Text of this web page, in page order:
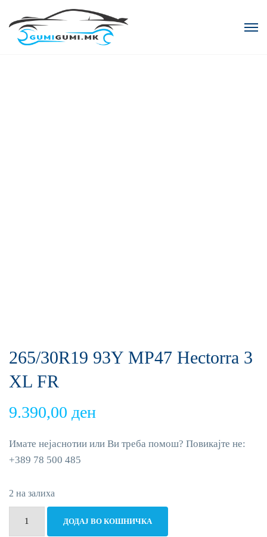
265/30R19 93Y MP47 Hectorra 3
XL FR
9.390,00 ден
Имате нејаснотии или Ви треба помош? Повикајте не:
+389 78 500 485
2 на залиха
ДОДАЈ ВО КОШНИЧКА